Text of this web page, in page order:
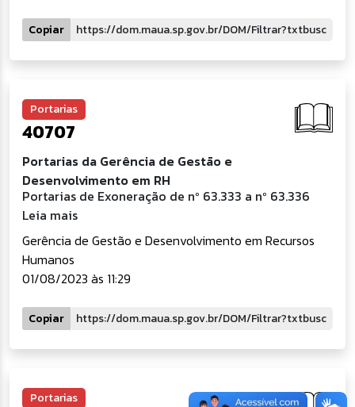
Copiar
Portarias
40707
Portarias da Gerência de Gestão e
Desenvolvimento em RH
Portarias de Exoneração de nº 63.333 a nº 63.336
Leia mais
Gerência de Gestão e Desenvolvimento em Recursos
Humanos
01/08/2023 às 11:29
Copiar
Portarias